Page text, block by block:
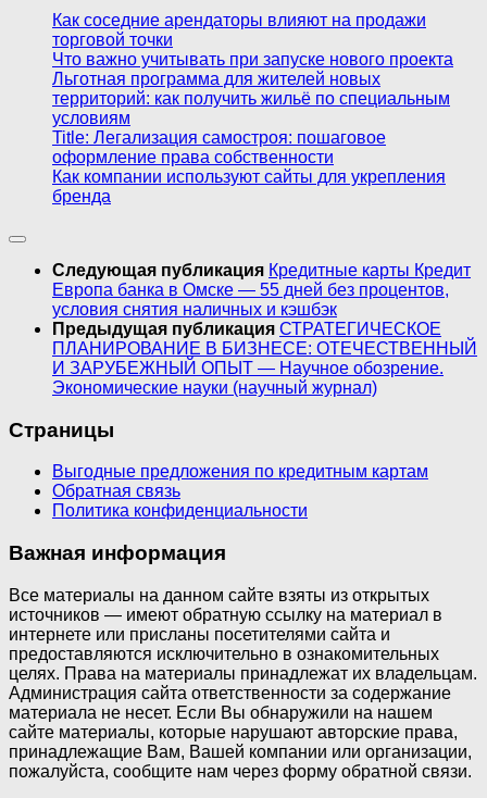
Как соседние арендаторы влияют на продажи
торговой точки
Что важно учитывать при запуске нового проекта
Льготная программа для жителей новых
территорий: как получить жильё по специальным
условиям
Title: Легализация самостроя: пошаговое
оформление права собственности
Как компании используют сайты для укрепления
бренда
Следующая публикация Кредитные карты Кредит
Европа банка в Омске — 55 дней без процентов,
условия снятия наличных и кэшбэк
Предыдущая публикация СТРАТЕГИЧЕСКОЕ
ПЛАНИРОВАНИЕ В БИЗНЕСЕ: ОТЕЧЕСТВЕННЫЙ
И ЗАРУБЕЖНЫЙ ОПЫТ — Научное обозрение.
Экономические науки (научный журнал)
Страницы
Выгодные предложения по кредитным картам
Обратная связь
Политика конфиденциальности
Важная информация
Все материалы на данном сайте взяты из открытых
источников — имеют обратную ссылку на материал в
интернете или присланы посетителями сайта и
предоставляются исключительно в ознакомительных
целях. Права на материалы принадлежат их владельцам.
Администрация сайта ответственности за содержание
материала не несет. Если Вы обнаружили на нашем
сайте материалы, которые нарушают авторские права,
принадлежащие Вам, Вашей компании или организации,
пожалуйста, сообщите нам через форму обратной связи.